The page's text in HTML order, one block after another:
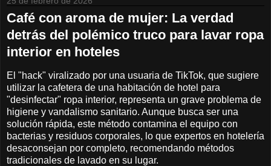
Café con aroma de mujer: La verdad
detrás del polémico truco para lavar ropa
interior en hoteles
El "hack" viralizado por una usuaria de TikTok, que sugiere
utilizar la cafetera de una habitación de hotel para
"desinfectar" ropa interior, representa un grave problema de
higiene y vandalismo sanitario. Aunque busca ser una
solución rápida, este método contamina el equipo con
bacterias y residuos corporales, lo que expertos en hotelería
desaconsejan por completo, recomendando métodos
tradicionales de lavado en su lugar.